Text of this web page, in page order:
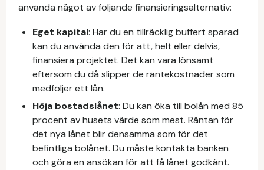
använda något av följande finansieringsalternativ:
Eget kapital: Har du en tillräcklig buffert sparad
kan du använda den för att, helt eller delvis,
finansiera projektet. Det kan vara lönsamt
eftersom du då slipper de räntekostnader som
medföljer ett lån.
Höja bostadslånet: Du kan öka till bolån med 85
procent av husets värde som mest. Räntan för
det nya lånet blir densamma som för det
befintliga bolånet. Du måste kontakta banken
och göra en ansökan för att få lånet godkänt.